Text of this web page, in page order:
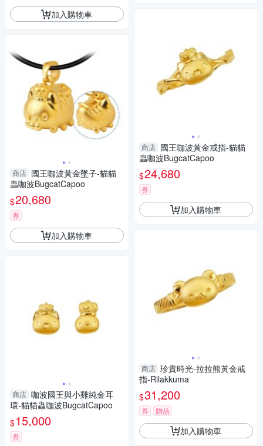
加入購物車
商店 國王咖波黃金墜子-貓貓
蟲咖波BugcatCapoo
$20,680
券
加入購物車
商店 咖波國王與小雞純金耳
環-貓貓蟲咖波BugcatCapoo
$15,000
券
商店 國王咖波黃金戒指-貓貓
蟲咖波BugcatCapoo
$24,680
券
加入購物車
商店 珍貴時光-拉拉熊黃金戒
指-Rilakkuma
$31,200
券 贈品
加入購物車